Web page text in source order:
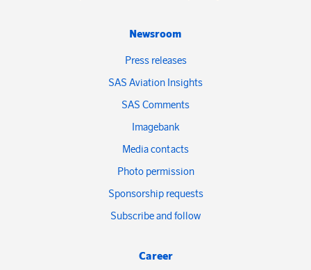
Newsroom
Press releases
SAS Aviation Insights
SAS Comments
Imagebank
Media contacts
Photo permission
Sponsorship requests
Subscribe and follow
Career